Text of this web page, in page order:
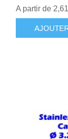
A partir de